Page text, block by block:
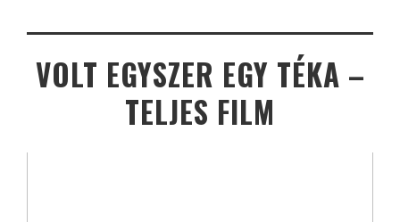
VOLT EGYSZER EGY TÉKA –
TELJES FILM